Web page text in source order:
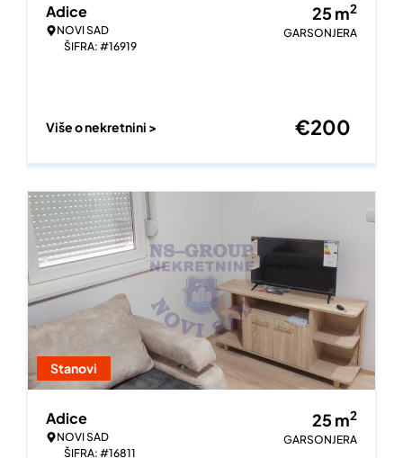
Adice
NOVI SAD
ŠIFRA: #16919
25m2
GARSONJERA
Više o nekretnini > €200
Stanovi
Adice
NOVI SAD
ŠIFRA: #16811
25m2
GARSONJERA